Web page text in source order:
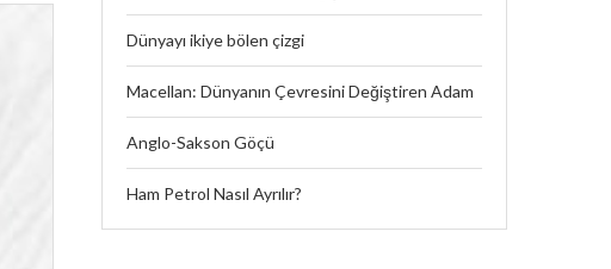
Dünyayı ikiye bölen çizgi
Macellan: Dünyanın Çevresini Değiştiren Adam
Anglo-Sakson Göçü
Ham Petrol Nasıl Ayrılır?